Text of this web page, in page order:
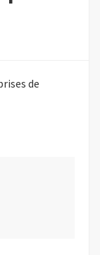
de